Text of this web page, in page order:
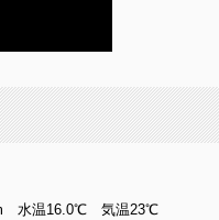
水温16.0℃ 気温23℃